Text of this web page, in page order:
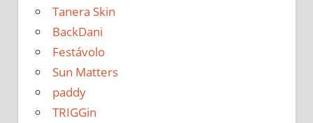
Tanera Skin
BackDani
Festávolo
Sun Matters
paddy
TRIGGin